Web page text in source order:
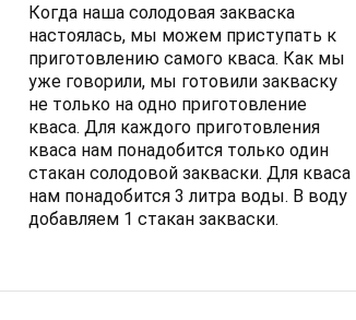
Когда наша солодовая закваска
настоялась, мы можем приступать к
приготовлению самого кваса. Как мы
уже говорили, мы готовили закваску
не только на одно приготовление
кваса. Для каждого приготовления
кваса нам понадобится только один
стакан солодовой закваски. Для кваса
нам понадобится 3 литра воды. В воду
добавляем 1 стакан закваски.